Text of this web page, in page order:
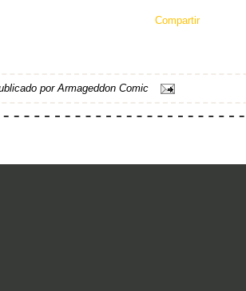
Compartir
porArmageddon Comic